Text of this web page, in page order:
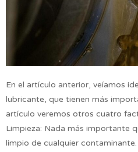
En el artículo anterior, veíamos
lubricante, que tienen más
artículo veremos otros cuatro
Limpieza: Nada más importante
limpio de cualquier